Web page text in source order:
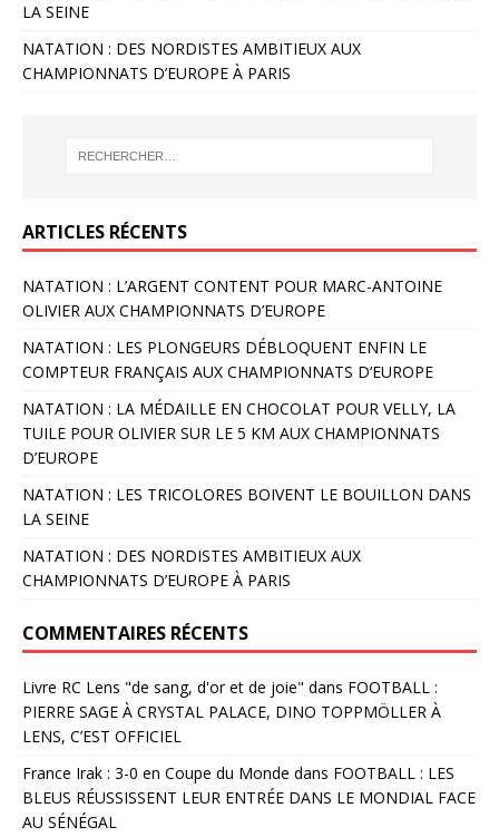
LA SEINE
NATATION : DES NORDISTES AMBITIEUX AUX
CHAMPIONNATS D’EUROPE À PARIS
ARTICLES RÉCENTS
NATATION : L’ARGENT CONTENT POUR MARC-ANTOINE
OLIVIER AUX CHAMPIONNATS D’EUROPE
NATATION : LES PLONGEURS DÉBLOQUENT ENFIN LE
COMPTEUR FRANÇAIS AUX CHAMPIONNATS D’EUROPE
NATATION : LA MÉDAILLE EN CHOCOLAT POUR VELLY, LA
TUILE POUR OLIVIER SUR LE 5 KM AUX CHAMPIONNATS
D’EUROPE
NATATION : LES TRICOLORES BOIVENT LE BOUILLON DANS
LA SEINE
NATATION : DES NORDISTES AMBITIEUX AUX
CHAMPIONNATS D’EUROPE À PARIS
COMMENTAIRES RÉCENTS
Livre RC Lens "de sang, d'or et de joie" dans FOOTBALL :
PIERRE SAGE À CRYSTAL PALACE, DINO TOPPMÖLLER À
LENS, C’EST OFFICIEL
France Irak : 3-0 en Coupe du Monde dans FOOTBALL : LES
BLEUS RÉUSSISSENT LEUR ENTRÉE DANS LE MONDIAL FACE
AU SÉNÉGAL